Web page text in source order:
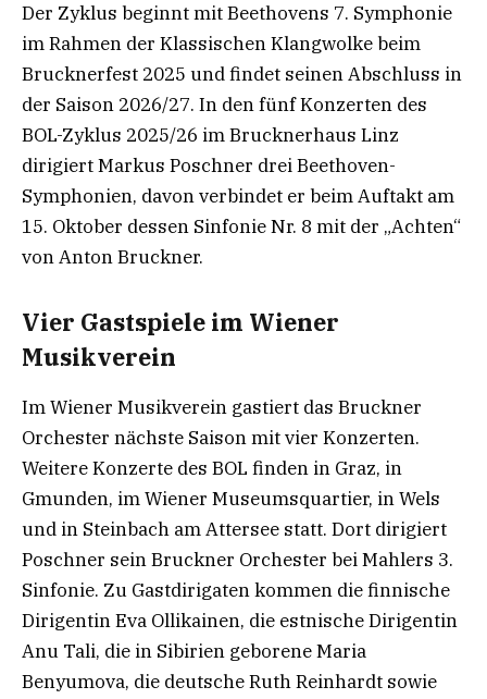
Der Zyklus beginnt mit Beethovens 7. Symphonie
im Rahmen der Klassischen Klangwolke beim
Brucknerfest 2025 und findet seinen Abschluss in
der Saison 2026/27. In den fünf Konzerten des
BOL-Zyklus 2025/26 im Brucknerhaus Linz
dirigiert Markus Poschner drei Beethoven-
Symphonien, davon verbindet er beim Auftakt am
15. Oktober dessen Sinfonie Nr. 8 mit der „Achten“
von Anton Bruckner.
Vier Gastspiele im Wiener
Musikverein
Im Wiener Musikverein gastiert das Bruckner
Orchester nächste Saison mit vier Konzerten.
Weitere Konzerte des BOL finden in Graz, in
Gmunden, im Wiener Museumsquartier, in Wels
und in Steinbach am Attersee statt. Dort dirigiert
Poschner sein Bruckner Orchester bei Mahlers 3.
Sinfonie. Zu Gastdirigaten kommen die finnische
Dirigentin Eva Ollikainen, die estnische Dirigentin
Anu Tali, die in Sibirien geborene Maria
Benyumova, die deutsche Ruth Reinhardt sowie